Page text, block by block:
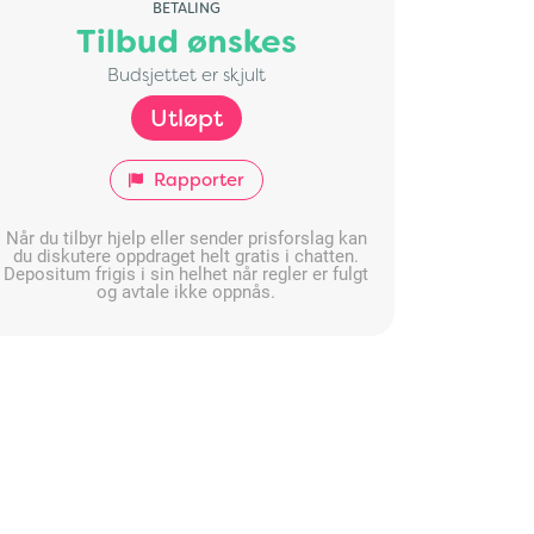
BETALING
Tilbud ønskes
Budsjettet er skjult
Utløpt
Rapporter
Når du tilbyr hjelp eller sender prisforslag kan
du diskutere oppdraget helt gratis i chatten.
Depositum frigis i sin helhet når regler er fulgt
og avtale ikke oppnås.